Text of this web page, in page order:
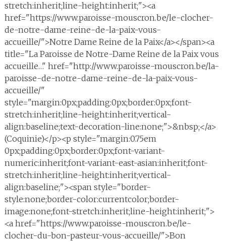
stretch:inherit;line-height:inherit;"><a
href="https://www.paroisse-mouscron.be/le-clocher-
de-notre-dame-reine-de-la-paix-vous-
accueille/">Notre Dame Reine de la Paix</a></span><a
title="La Paroisse de Notre-Dame Reine de la Paix vous
accueille…" href="http://www.paroisse-mouscron.be/la-
paroisse-de-notre-dame-reine-de-la-paix-vous-
accueille/"
style="margin:0px;padding:0px;border:0px;font-
stretch:inherit;line-height:inherit;vertical-
align:baseline;text-decoration-line:none;">&nbsp;</a>
(Coquinie)</p><p style="margin:0.75em
0px;padding:0px;border:0px;font-variant-
numeric:inherit;font-variant-east-asian:inherit;font-
stretch:inherit;line-height:inherit;vertical-
align:baseline;"><span style="border-
style:none;border-color:currentcolor;border-
image:none;font-stretch:inherit;line-height:inherit;">
<a href="https://www.paroisse-mouscron.be/le-
clocher-du-bon-pasteur-vous-accueille/">Bon